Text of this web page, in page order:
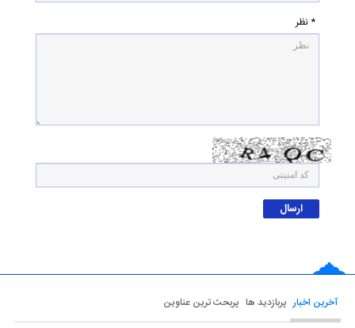
* نظر
آخرین اخبار پربازدید ها پربحث ترین عناوین